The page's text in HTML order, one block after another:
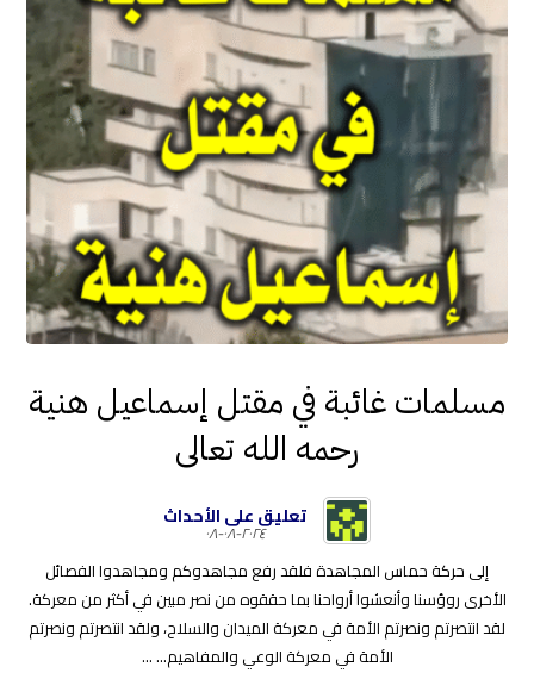
مسلمات غائبة في مقتل إسماعيل هنية
رحمه الله تعالى
تعليق على الأحداث
٢٠٢٤-٠٨-٠٨
إلى حركة حماس المجاهدة فلقد رفع مجاهدوكم ومجاهدوا الفصائل
الأخرى روؤسنا وأنعشوا أرواحنا بما حققوه من نصر مبين في أكثر من معركة.
لقد انتصرتم ونصرتم الأمة في معركة الميدان والسلاح، ولقد انتصرتم ونصرتم
الأمة في معركة الوعي والمفاهيم... ...